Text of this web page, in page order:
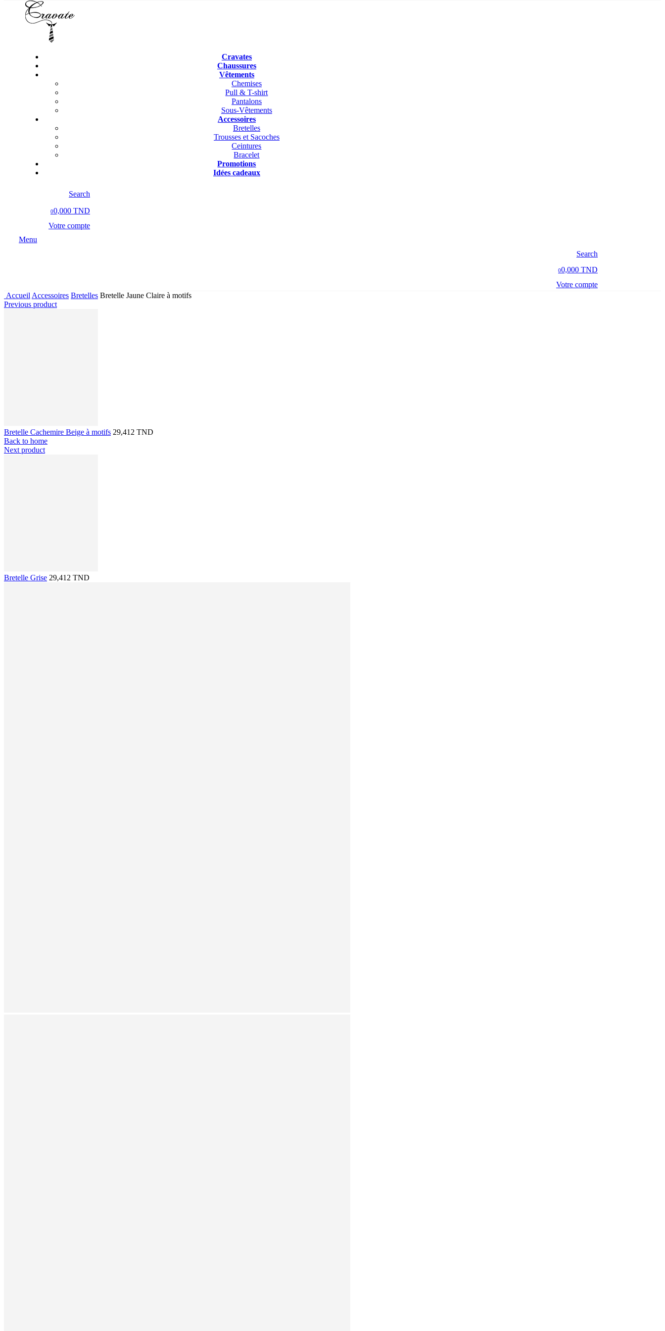
Cravates
Chaussures
Vêtements
Chemises
Pull & T-shirt
Pantalons
Sous-Vêtements
Accessoires
Bretelles
Trousses et Sacoches
Ceintures
Bracelet
Promotions
Idées cadeaux
Search
00,000 TND
Votre compte
Menu
Search
00,000 TND
Votre compte
Accueil Accessoires Bretelles Bretelle Jaune Claire à motifs
Previous product
Bretelle Cachemire Beige à motifs 29,412 TND
Back to home
Next product
Bretelle Grise 29,412 TND